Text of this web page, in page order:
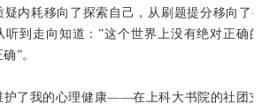
疑内耗移向了探索自己，从刷题提分移向了
听到走向知道：”这个世界上没有绝对正确
”。
护了我的心理健康——在上科大书院的社团